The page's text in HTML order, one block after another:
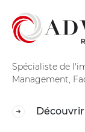
Spécialiste de
Management,